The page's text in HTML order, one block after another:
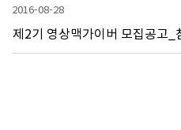
2016-08-28
제2기 영상맥가이버 모집공고